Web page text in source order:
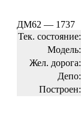
ДМ62 — 1737
Тек. состояние:
Модель:
Жел. дорога:
Депо:
Построен: